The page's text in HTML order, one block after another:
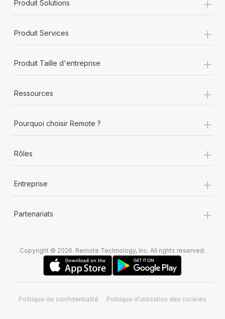
Produit Solutions
Produit Services +
Produit Taille d'entreprise +
Ressources +
Pourquoi choisir Remote ? +
Rôles +
Entreprise +
Partenariats +
Copyright © 2026. Remote Technology, Inc. All rights reserved.
Politique de confidentialité Politique d’utilisation des cookies